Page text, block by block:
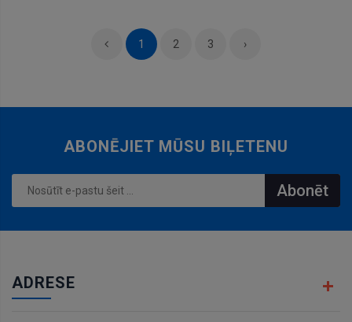
1 2 3 ›
ABONĒJIET MŪSU BIĻETENU
Abonēt
ADRESE